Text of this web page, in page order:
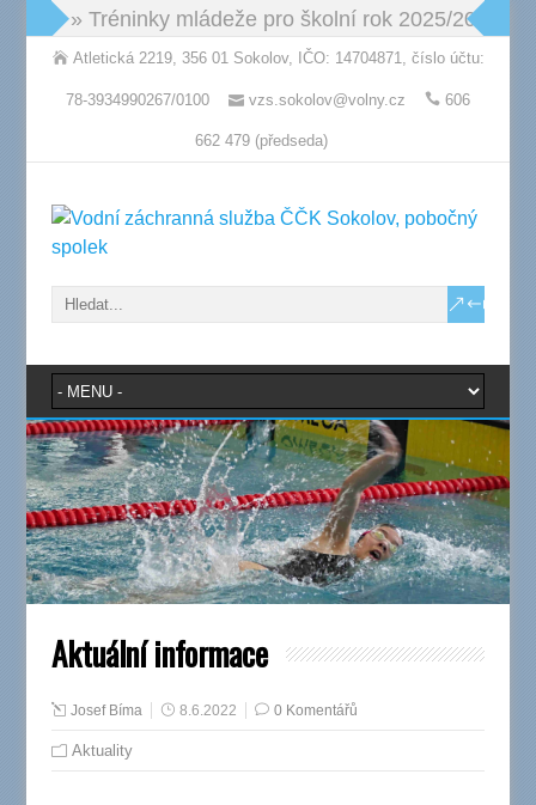
» Tréninky mládeže pro školní rok 2025/2026:
Atletická 2219, 356 01 Sokolov, IČO: 14704871, číslo účtu:
78-3934990267/0100 vzs.sokolov@volny.cz 606
662 479 (předseda)
Aktuální informace
Josef Bíma 8.6.2022 0 Komentářů
Aktuality